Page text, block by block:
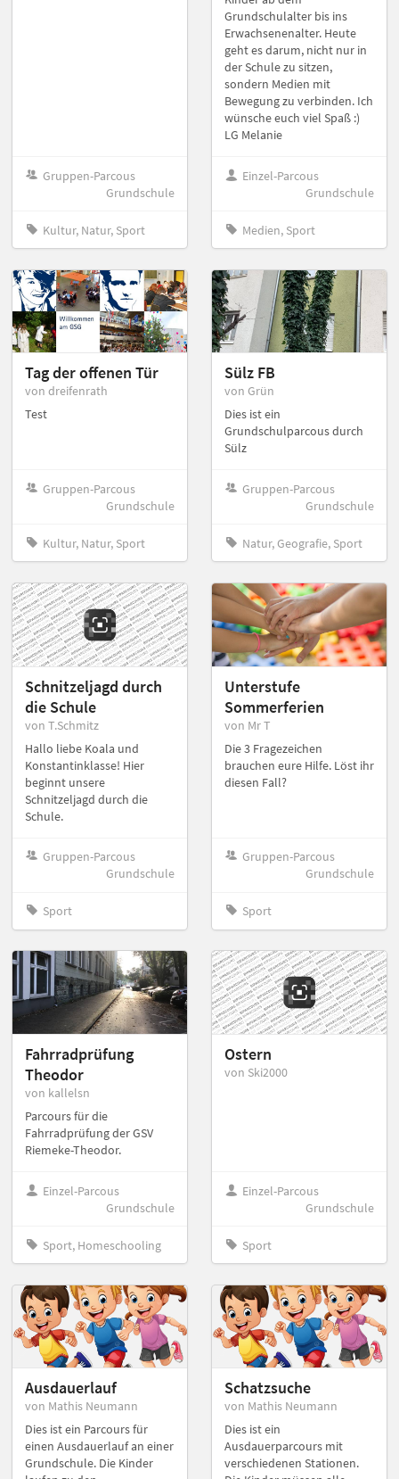
Gruppen-Parcous
Grundschule
Kultur, Natur, Sport
Grundschulalter bis ins
Erwachsenenalter. Heute
geht es darum, nicht nur in
der Schule zu sitzen,
sondern Medien mit
Bewegung zu verbinden. Ich
wünsche euch viel Spaß :)
LG Melanie
Einzel-Parcous
Grundschule
Medien, Sport
Tag der offenen Tür
von dreifenrath
Test
Gruppen-Parcous
Grundschule
Kultur, Natur, Sport
Sülz FB
von Grün
Dies ist ein
Grundschulparcous durch
Sülz
Gruppen-Parcous
Grundschule
Natur, Geografie, Sport
Schnitzeljagd durch
die Schule
von T.Schmitz
Hallo liebe Koala und
Konstantinklasse! Hier
beginnt unsere
Schnitzeljagd durch die
Schule.
Gruppen-Parcous
Grundschule
Sport
Unterstufe
Sommerferien
von Mr T
Die 3 Fragezeichen
brauchen eure Hilfe. Löst ihr
diesen Fall?
Gruppen-Parcous
Grundschule
Sport
Fahrradprüfung
Theodor
von kallelsn
Parcours für die
Fahrradprüfung der GSV
Riemeke-Theodor.
Einzel-Parcous
Grundschule
Sport, Homeschooling
Ostern
von Ski2000
Einzel-Parcous
Grundschule
Sport
Ausdauerlauf
von Mathis Neumann
Dies ist ein Parcours für
einen Ausdauerlauf an einer
Grundschule. Die Kinder
Schatzsuche
von Mathis Neumann
Dies ist ein
Ausdauerparcours mit
verschiedenen Stationen.